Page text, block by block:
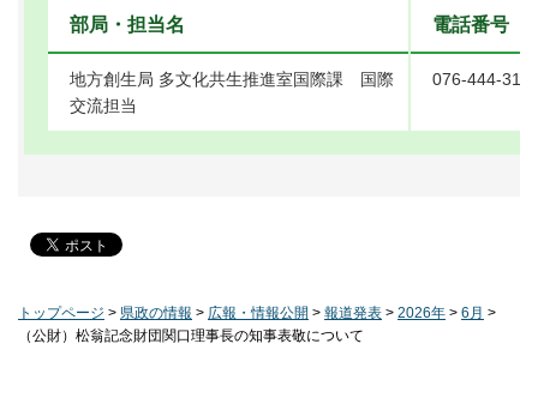
部局・担当名 電話番号
地方創生局 多文化共生推進室国際課 国際
交流担当
076-444-
トップページ > 県政の情報 > 広報・情報公開 > 報道発表 > 2026年 > 6月 >
（公財）松翁記念財団関口理事長の知事表敬について